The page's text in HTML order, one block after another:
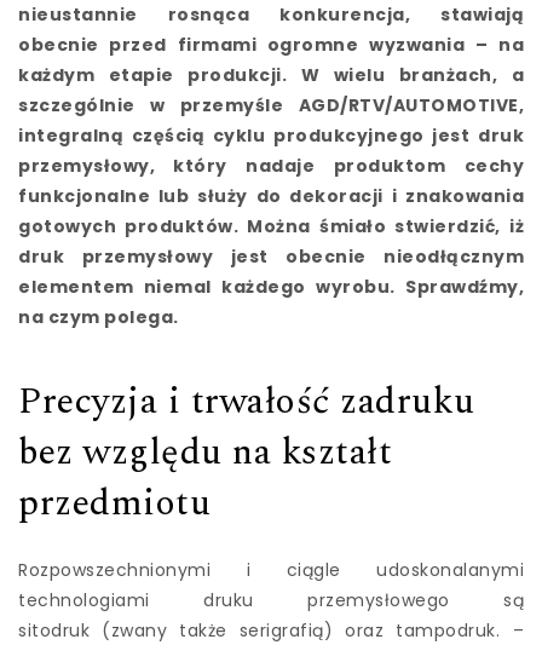
nieustannie rosnąca konkurencja, stawiają
obecnie przed firmami ogromne wyzwania – na
każdym etapie produkcji. W wielu branżach, a
szczególnie w przemyśle AGD/RTV/AUTOMOTIVE,
integralną częścią cyklu produkcyjnego jest druk
przemysłowy, który nadaje produktom cechy
funkcjonalne lub służy do dekoracji i znakowania
gotowych produktów. Można śmiało stwierdzić, iż
druk przemysłowy jest obecnie nieodłącznym
elementem niemal każdego wyrobu. Sprawdźmy,
na czym polega.
Precyzja i trwałość zadruku
bez względu na kształt
przedmiotu
Rozpowszechnionymi i ciągle udoskonalanymi
technologiami druku przemysłowego są
sitodruk (zwany także serigrafią) oraz tampodruk. –